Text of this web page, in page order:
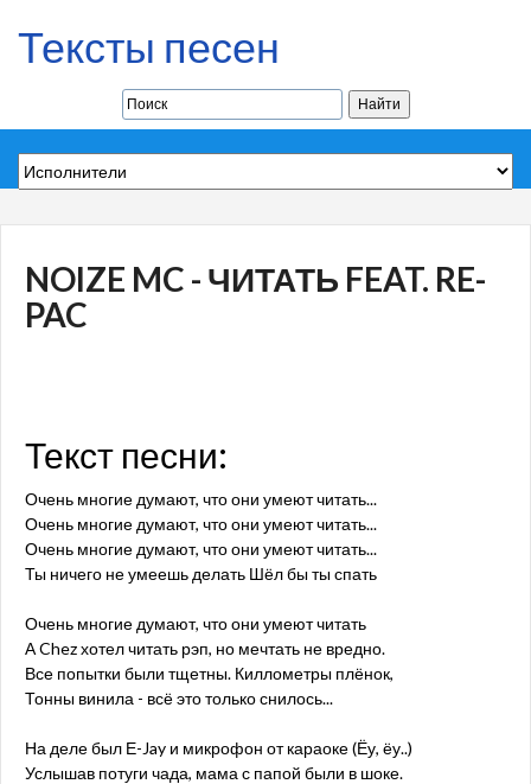
Тексты песен
NOIZE MC - ЧИТАТЬ FEAT. RE-
PAC
Текст песни:
Очень многие думают, что они умеют читать...
Очень многие думают, что они умеют читать...
Очень многие думают, что они умеют читать...
Ты ничего не умеешь делать Шёл бы ты спать
Очень многие думают, что они умеют читать
А Chez хотел читать рэп, но мечтать не вредно.
Все попытки были тщетны. Киллометры плёнок,
Тонны винила - всё это только снилось...
На деле был Е-Jay и микрофон от караоке (Ёу, ёу..)
Услышав потуги чада, мама с папой были в шоке.